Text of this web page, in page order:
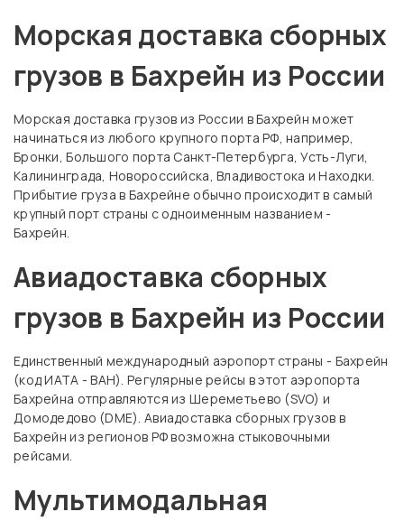
Морская доставка сборных
грузов в Бахрейн из России
Морская доставка грузов из России в Бахрейн может
начинаться из любого крупного порта РФ, например,
Бронки, Большого порта Санкт-Петербурга, Усть-Луги,
Калининграда, Новороссийска, Владивостока и Находки.
Прибытие груза в Бахрейне обычно происходит в самый
крупный порт страны с одноименным названием -
Бахрейн.
Авиадоставка сборных
грузов в Бахрейн из России
Единственный международный аэропорт страны - Бахрейн
(код ИАТА - BAH). Регулярные рейсы в этот аэропорта
Бахрейна отправляются из Шереметьево (SVO) и
Домодедово (DME). Авиадоставка сборных грузов в
Бахрейн из регионов РФ возможна стыковочными
рейсами.
Мультимодальная